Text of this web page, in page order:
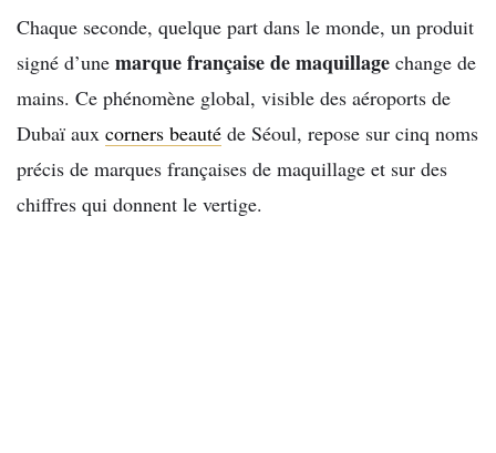
Chaque seconde, quelque part dans le monde, un produit
signé d’une marque française de maquillage change de
mains. Ce phénomène global, visible des aéroports de
Dubaï aux corners beauté de Séoul, repose sur cinq noms
précis de marques françaises de maquillage et sur des
chiffres qui donnent le vertige.